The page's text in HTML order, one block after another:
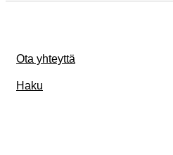
Ota yhteyttä
Haku